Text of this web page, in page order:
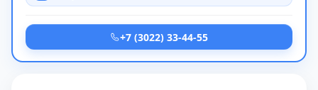
+7 (3022) 33-44-55